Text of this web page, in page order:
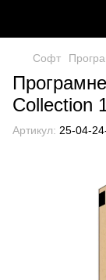
Софт
Collection
Артикул: 25-04-